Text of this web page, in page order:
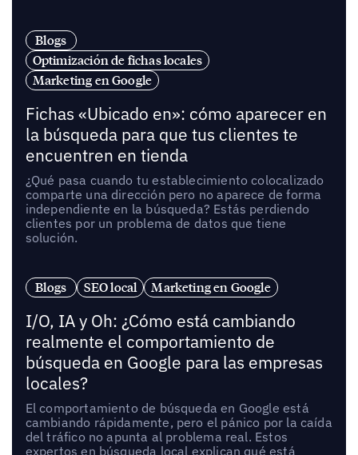
Blogs
Optimización de fichas locales
Marketing en Google
Fichas «Ubicado en»: cómo aparecer en
la búsqueda para que tus clientes te
encuentren en tienda
¿Qué pasa cuando tu establecimiento colocalizado
comparte una dirección pero no aparece de forma
independiente en la búsqueda? Estás perdiendo
clientes por un problema de datos que tiene
solución.
Blogs SEO local Marketing en Google
I/O, IA y Oh: ¿Cómo está cambiando
realmente el comportamiento de
búsqueda en Google para las empresas
locales?
El comportamiento de búsqueda en Google está
cambiando rápidamente, pero el pánico por la caída
del tráfico no apunta al problema real. Estos
expertos en búsqueda local explican qué está